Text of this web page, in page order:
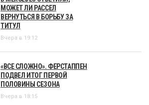
МОЖЕТ ЛИ РАССЕЛ
ВЕРНУТЬСЯ В БОРЬБУ ЗА
ТИТУЛ
Вчера в 19:12
«ВСЕ СЛОЖНО». ФЕРСТАППЕН
ПОДВЕЛ ИТОГ ПЕРВОЙ
ПОЛОВИНЫ СЕЗОНА
Вчера в 18:15